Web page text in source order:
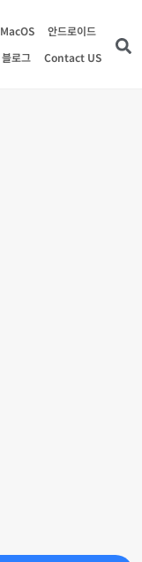
MacOS
안드로이드
블로그 Contact US